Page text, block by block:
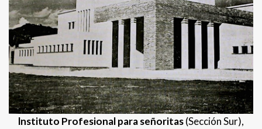
lnstituto Profesional para señoritas(Sección Sur),